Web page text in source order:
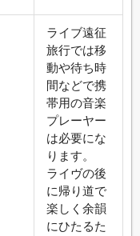
ライブ遠征
旅行では移
動や待ち時
間などで携
帯用の音楽
プレーヤー
は必要にな
ります。
ライヴの後
に帰り道で
楽しく余韻
にひたるた